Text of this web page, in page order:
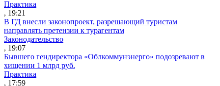
Практика
, 19:21
В ГД внесли законопроект, разрешающий туристам
направлять претензии к турагентам
Законодательство
, 19:07
Бывшего гендиректора «Облкоммунэнерго» подозревают в
хищении 1 млрд руб.
Практика
, 17:59